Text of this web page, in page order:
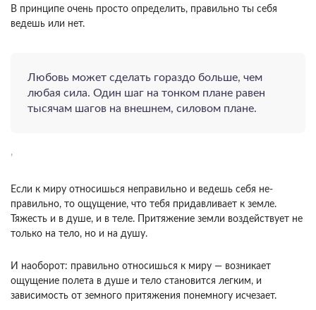
В принципе очень просто опреде­лить, правильно ты себя
ведешь или нет.
Лю­бовь может сделать гораздо больше, чем
любая сила. Один шаг на тонком плане равен
тысячам шагов на внешнем, силовом плане.
,
Если к миру относишься неправильно и ведешь себя не­
правильно, то ощущение, что тебя придавливает к земле.
Тяжесть и в душе, и в теле. Притяжение земли воздействует не
только на тело, но и на душу.
И наоборот: правильно относишься к ми­ру — возникает
ощущение полета в душе и тело становится легким, и
зависимость от земного при­тяжения понемногу исчезает.